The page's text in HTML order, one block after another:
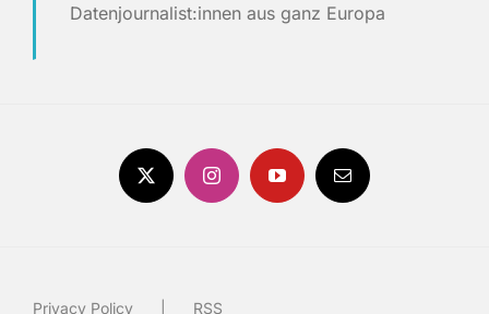
Datenjournalist:innen aus ganz Europa
Privacy Policy RSS